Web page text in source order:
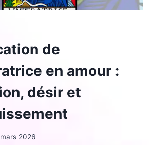
COUPLE
de
en amour :
désir et
2026